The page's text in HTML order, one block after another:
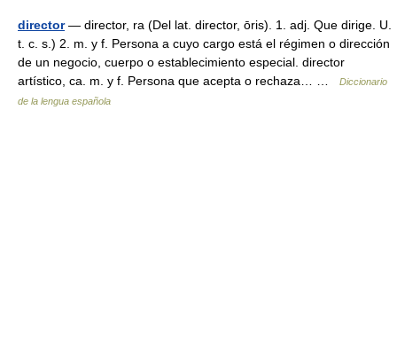
director— director, ra (Del lat. director, ōris). 1. adj. Que dirige. U.
t. c. s.) 2. m. y f. Persona a cuyo cargo está el régimen o dirección
de un negocio, cuerpo o establecimiento especial. director
artístico, ca. m. y f. Persona que acepta o rechaza… …
Diccionario
de la lengua española